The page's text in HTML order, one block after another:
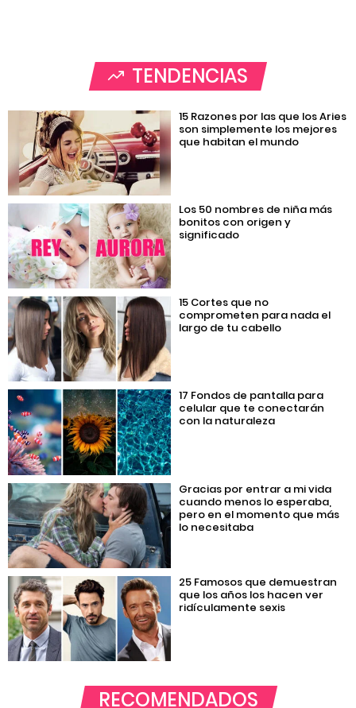
TENDENCIAS
15 Razones por las que los Aries
son simplemente los mejores
que habitan el mundo
Los 50 nombres de niña más
bonitos con origen y
significado
15 Cortes que no
comprometen para nada el
largo de tu cabello
17 Fondos de pantalla para
celular que te conectarán
con la naturaleza
Gracias por entrar a mi vida
cuando menos lo esperaba,
pero en el momento que más
lo necesitaba
25 Famosos que demuestran
que los años los hacen ver
ridículamente sexis
RECOMENDADOS